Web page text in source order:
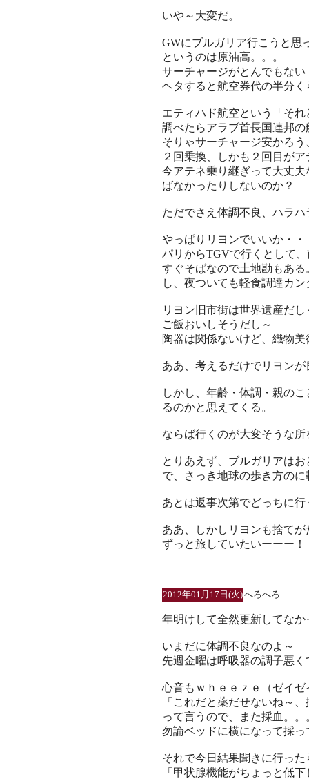
いや～大変だ。
GWにブルガリア行こうと思
というのは原油高。。。
サーチャージがとんでもない
ヘタすると航空券代の半分
エティハド航空という「そ
調べたらアラブ首長国連邦の
そりゃサーチャージ安かろ
２回乗換、しかも２回目が
今アテネ乗り継ぎって大丈
ばなかったりしないのか？
ただでさえ体調不良、ハラ
やっぱりリヨンでいいか・
パリからTGVで行くとして
すぐそばなので土地勘もあ
し、夜ついても軽食調達カン
リヨン旧市街は世界遺産だし
ご飯おいしそうだし～
陶器は関係ないけど、織物
ああ、考えるだけでリヨン
しかし、年齢・体調・親の
るのかと思えてくる。
ならば行くのが大変そうな
とりあえず、ブルガリアは
で、さっき地球の歩き方の
あとは返事次第でどっちに
ああ、しかしリヨンも捨てが
ずっと旅していたいーーー！
2012年01月17日(火)へろへろ
年明けして全然更新してなか
いまだに体調不良なのよ～
先週金曜は呼吸器の調子悪
心音もｗｈｅｅｚｅ（ゼイ
「これだと薬だせないね～
って言うので、また採血。。
勿論ベッドに横になって採
それで今日結果聞きに行った
「甲状腺機能がちょっと低